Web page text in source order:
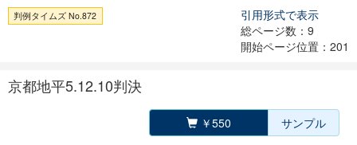
判例タイムズ No.872
引用形式で表示
総ページ数：9
開始ページ位置：201
京都地平5.12.10判決
￥550 サンプル